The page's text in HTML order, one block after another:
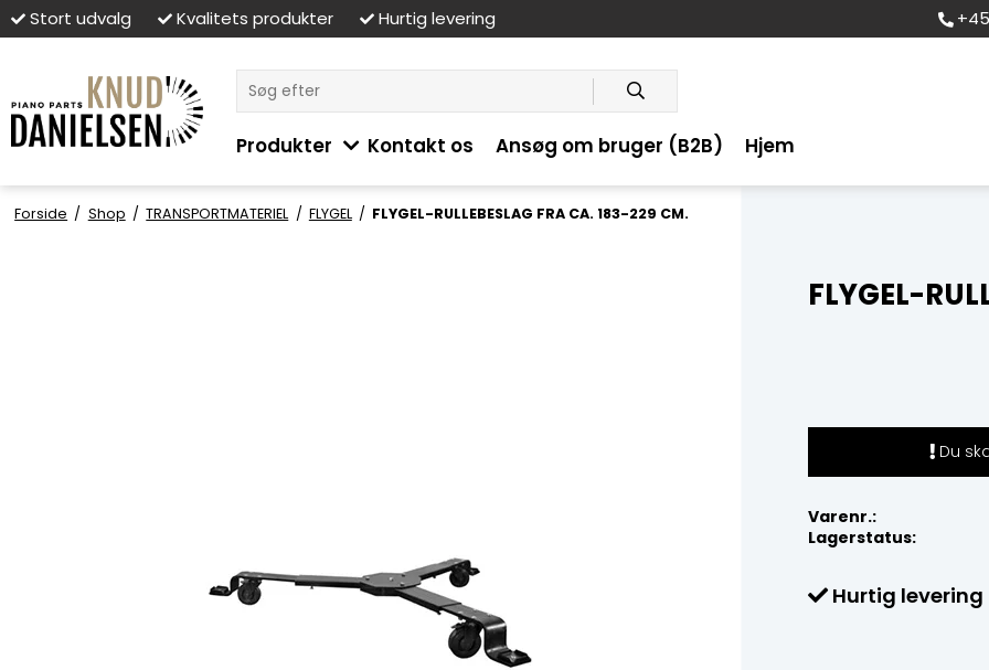
Stort udvalg Kvalitets produkter Hurtig levering
Produkter Kontakt os Ansøg om bruger (B2B) Hjem
Forside / Shop / TRANSPORTMATERIEL / FLYGEL / FLYGEL-RULLEBESLAG FRA CA. 183-229 CM.
FLYGEL-
Du
Varenr.:
Lagerstatus:
Hurtig levering